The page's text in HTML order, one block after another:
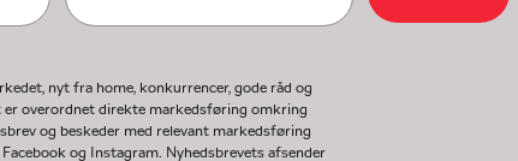
nyt fra home, konkurrencer, gode råd og
overordnet direkte markedsføring omkring
og beskeder med relevant markedsføring
og Instagram. Nyhedsbrevets afsender